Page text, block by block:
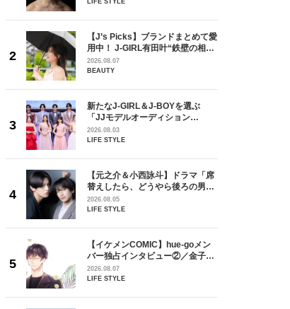
LIFE STYLE
【J’s Picks】ブランドまとめて愛
用中！ J-GIRL有田叶“鉄壁の相
棒”〈ビューティ＆ファッション
夏の必需品〉
2026.08.07
BEAUTY
新たなJ-GIRL＆J-BOYを選ぶ
「JJモデルオーディション
2027」が募集開始！ 予選ブロッ
クは候補生の“魅力”を重視した
2026.08.03
LIFE STYLE
【元之介＆小西詠斗】ドラマ「席
替えしたら、どうやら後ろの男が
どうやら俺のこと好きらしい」放
送記念インタビュー♡ 「自然と詠
2026.08.05
LIFE STYLE
【イケメンCOMIC】hue-goメン
バー独占インタビュー②／金子玄
矢「感情をズバーッと言葉にでき
た時は幸せ〜」
2026.08.07
LIFE STYLE